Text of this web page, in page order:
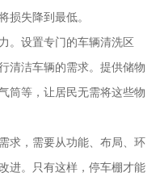
损失降到最低。
。设置专门的车辆清洗区
清洁车辆的需求。提供储物
筒等，让居民无需将这些物
求，需要从功能、布局、环
进。只有这样，停车棚才能